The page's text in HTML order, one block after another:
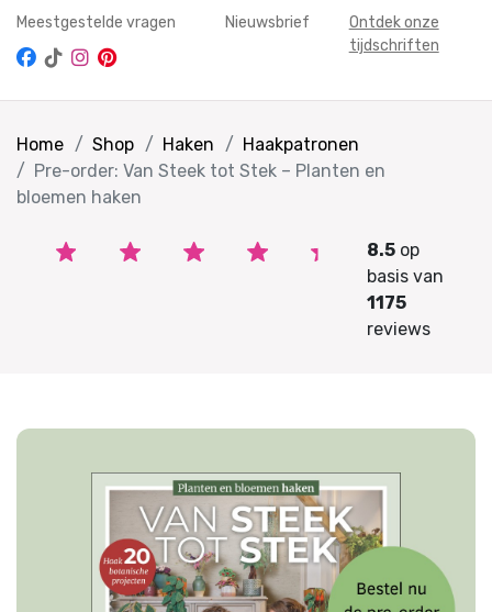
Meestgestelde vragen Nieuwsbrief
Ontdek onze
tijdschriften
Home Shop Haken
Haakpatronen
Pre-order: Van Steek tot Stek – Planten en
bloemen haken
8.5op
basis van
1175
reviews